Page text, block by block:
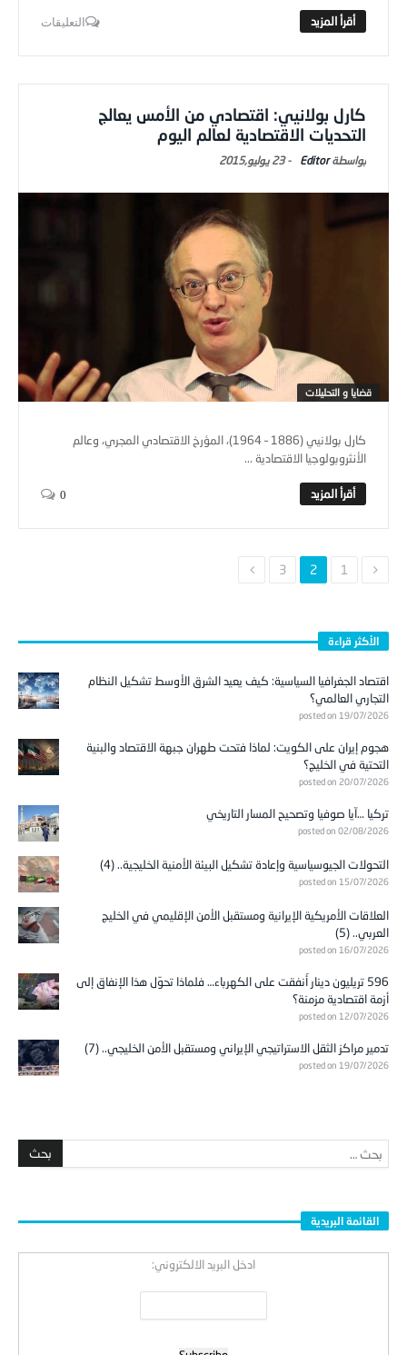
التعليقات
كارل بولانيي: اقتصادي من الأمس يعالج
التحديات الاقتصادية لعالم اليوم
Editor
-23 يوليو,2015
قضايا و التحليلات
كارل بولانيي (1886 – 1964)، المؤرخ الاقتصادي المجري، وعالم
الأنثروبولوجيا الاقتصادية ...
0
1
2
3
الأكثر قراءة
اقتصاد الجغرافيا السياسية: كيف يعيد الشرق الأوسط تشكيل النظام
التجاري العالمي؟
posted on 19/07/2026
هجوم إيران على الكويت: لماذا فتحت طهران جبهة الاقتصاد والبنية
التحتية في الخليج؟
posted on 20/07/2026
تركيا …آيا صوفيا وتصحيح المسار التاريخي
posted on 02/08/2026
التحولات الجيوسياسية وإعادة تشكيل البيئة الأمنية الخليجية.. (4)
posted on 15/07/2026
العلاقات الأمريكية الإيرانية ومستقبل الأمن الإقليمي في الخليج
العربي.. (5)
posted on 16/07/2026
596 تريليون دينار أُنفقت على الكهرباء… فلماذا تحوّل هذا الإنفاق إلى
أزمة اقتصادية مزمنة؟
posted on 12/07/2026
تدمير مراكز الثقل الاستراتيجي الإيراني ومستقبل الأمن الخليجي.. (7)
posted on 19/07/2026
القائمة البريدية
ادخل البريد الالكتروني: